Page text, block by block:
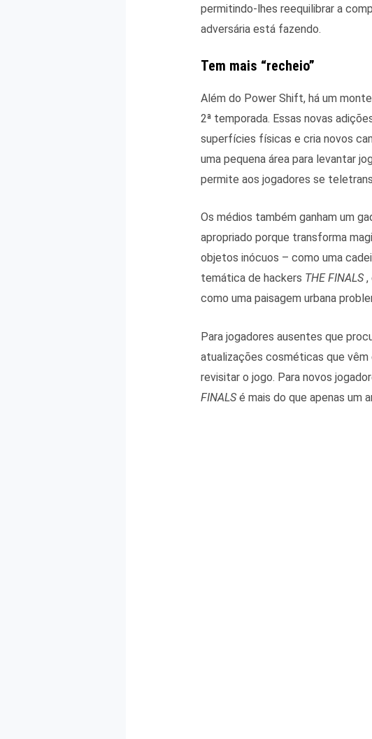
permitindo-lhes reequilibrar a
adversária está fazendo.
Tem mais “recheio”
Além do Power Shift, há um
2ª temporada. Essas novas
superfícies físicas e cria novos
uma pequena área para levantar
permite aos jogadores se
Os médios também ganham um
apropriado porque transforma
objetos inócuos – como uma
temática de hackers THE FINALS,
como uma paisagem urbana
Para jogadores ausentes que
atualizações cosméticas que
revisitar o jogo. Para novos
FINALSé mais do que apenas um